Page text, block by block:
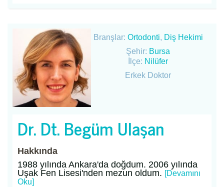
Branşlar: Ortodonti, Diş Hekimi
Şehir: Bursa
İlçe: Nilüfer
Erkek Doktor
Dr. Dt. Begüm Ulaşan
Hakkında
1988 yılında Ankara'da doğdum. 2006 yılında
Uşak Fen Lisesi'nden mezun oldum. [Devamını
Oku]